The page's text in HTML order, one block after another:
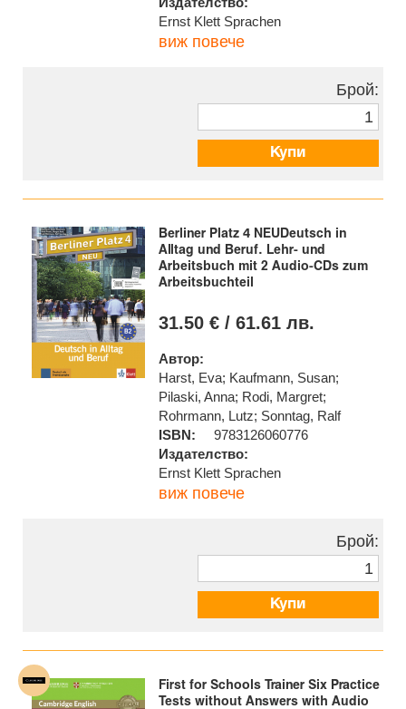
Ernst Klett Sprachen
виж повече
Брой:
Купи
Berliner Platz 4 NEUDeutsch in
Alltag und Beruf. Lehr- und
Arbeitsbuch mit 2 Audio-CDs zum
Arbeitsbuchteil
31.50 € / 61.61 лв.
Автор:
Harst, Eva; Kaufmann, Susan;
Pilaski, Anna; Rodi, Margret;
Rohrmann, Lutz; Sonntag, Ralf
ISBN:
9783126060776
Издателство:
Ernst Klett Sprachen
виж повече
Брой:
Купи
First for Schools Trainer Six Practice
Tests without Answers with Audio